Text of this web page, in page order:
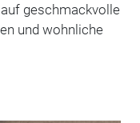
geschmackvolle
und wohnliche